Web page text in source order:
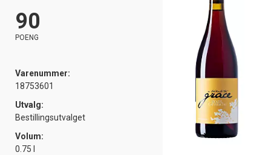
90
POENG
Varenummer:
18753601
Utvalg:
Bestillingsutvalget
Volum:
0.75 l